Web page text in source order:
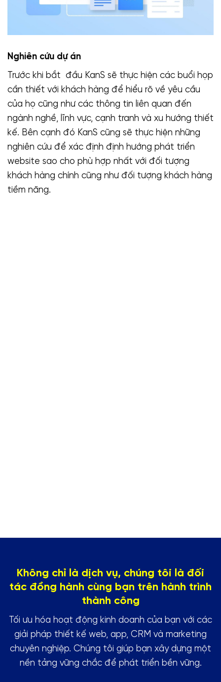
Nghiên cứu dự án
Trước khi bắt đầu KanS sẽ thực hiện các buổi họp
cần thiết với khách hàng để hiểu rõ về yêu cầu
của họ cũng như các thông tin liên quan đến
ngành nghề, lĩnh vực, cạnh tranh và xu hướng thiết
kế. Bên cạnh đó KanS cũng sẽ thực hiện những
nghiên cứu để xác định định hướng phát triển
website sao cho phù hợp nhất với đối tượng
khách hàng chính cũng như đối tượng khách hàng
tiềm năng.
Không chỉ là dịch vụ, chúng tôi là đối
tác đồng hành cùng bạn trên hành trình
thành công
Tối ưu hóa hoạt động kinh doanh của bạn với các
giải pháp thiết kế web, app, CRM và marketing
chuyên nghiệp. Chúng tôi giúp bạn xây dựng một
nền tảng vững chắc để phát triển bền vững.